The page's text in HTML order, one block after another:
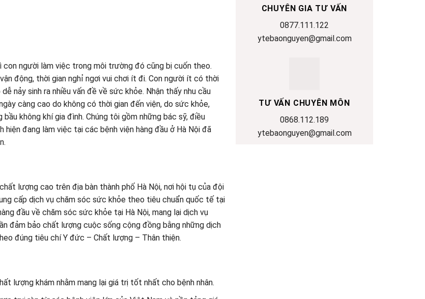
người làm việc trong môi trường đó cũng bị cuốn theo.
động, thời gian nghỉ ngơi vui chơi ít đi. Con người ít có thời
nảy sinh ra nhiều vấn đề về sức khỏe. Nhận thấy nhu cầu
càng cao do không có thời gian đến viện, do sức khỏe,
không khí gia đình. Chúng tôi gồm những bác sỹ, điều
đang làm việc tại các bệnh viện hàng đầu ở Hà Nội đã
lượng cao trên địa bàn thành phố Hà Nội, nơi hội tụ của đội
cấp dịch vụ chăm sóc sức khỏe theo tiêu chuẩn quốc tế tại
đầu về chăm sóc sức khỏe tại Hà Nội, mang lại dịch vụ
đảm bảo chất lượng cuộc sống cộng đồng bằng những dịch
đúng tiêu chí Y đức – Chất lượng – Thân thiện.
lượng khám nhằm mang lại giá trị tốt nhất cho bệnh nhân.
CHUYÊN GIA TƯ VẤN
0877.111.122
ytebaonguyen@gmail.com
TƯ VẤN CHUYÊN MÔN
0868.112.189
ytebaonguyen@gmail.com